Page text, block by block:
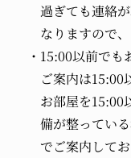
過ぎても連絡
なりますので
15:00以前でも
ご案内は15:00
お部屋を15:00
備が整ってい
でご案内してお